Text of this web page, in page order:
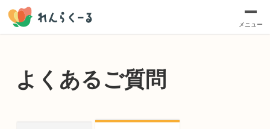
メニュー
よくあるご質問